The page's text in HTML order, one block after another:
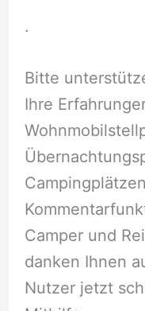
.
Bitte
Ihre
Camper und
danken Ihnen
Nutzer jetzt